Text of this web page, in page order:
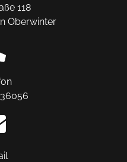
118
Oberwinter